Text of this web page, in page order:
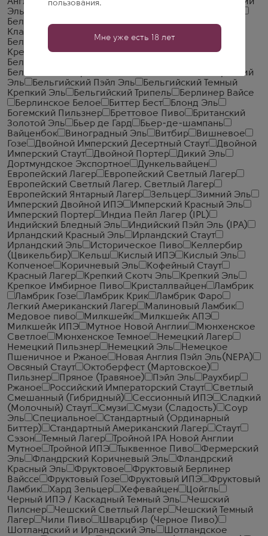
Эль
Белый (Золотой) Стаут
Белый ИПЭ
Белый
Классический Пэйл Эль
Бельгийский Блонд Эль
Бельгийский Дуббель
Бельгийский Золотистый
Крепкий Эль
Бельгийский и Французский Эль
Бельгийский ИПЭ
Бельгийский Коричневый Эль
Бельгийский Крепкий
Эль
Бельгийский Пэйл Эль
Бельгийский Темный
Крепкий Эль
Бельгийский Трипель
Берлинер Вайсе
Берлинское Белое
Биттер Бест
Блонд Эль
Богемский Пильзнер
Бреттовое Пиво
Британский
Золотой Эль
Бьер де Гард
Бьер-де-шампань
Вайценбок
Виноградный Эль Витбир
Вишневое
Гозе
Двойной Имперский Десертный Стаут
Двойной
Имперский Стаут
Двойной Портер
Дикий Эль
Дортмундское Экспортное
Дункельвайцен
Европейский Лагер
Европейский Светлый Лагер
Европейский Светлый Лагер. Светлый Лагер
Европейский Янтарный Лагер
Зельцер
Зимний Эль
Имперский Двойной ИПЭ
Имперский Красный Эль
Имперский Портер
Индиа Пейл Лагер (IPL)
Индийский Бледный Эль
Индийский Пэйл Эль (IPA)
Ирландский Красный Эль
Ирландский Стаут
Ирландский Эль
Историческое Пиво
Келлербир
(Цвикельбир)
Кельш Кислый ИПЭ
Кислый Эль
Копченое
Коричневый Эль
Кофейный Стаут
Красный Лагер
Крепкий Скотч Эль
Крепкий Эль
Крепкое Имбирное Пиво
Кристаллвайцен
Ламбрик
Ламбрик Гозе
Ламбрик Крик
Ламбрик Фаро
Легкий Американский Лагер
Малиновый Ламбик
Медовое пиво
Милкшейк
Милкшейк АПЭ
Милкшейк ИПЭ
Мутное Новой Англии
Мюнхенское
Светлое
Мюнхенское Темное
Немецкий Лагер
Немецкий Пильзнер
Немецкий Эль
Немецкое
Пшеничное и Ржаное
Новая Англия Пэйл Эль(NEPA)
Овсяный Стаут
Октоберфест (Мартовское)
Пильзнер
Пряное (Травяное) Пэйл Эль
Раухбир
Ржаное
Российский Императорский Стаут
Светлый
Смешанный (Гибридный)
Сессионный ИПЭ
Сладкий
(Молочный) Стаут
Смузи Смузи (Сладость)
Соур
Эль
Специальное
Стандартный (Ординарный
Биттер)
Стандартный Американский Лагер
Стаут
Сэзон
Темный Лагер
Тройной IPA Новой Англии
Мутное
Тройной ИПЭ Тыквенное Пиво
Фермерский
Эль
Фландрский Коричневый Эль
Фландрский
Красный Эль
Фруктовое
Фруктовый Берлинер
Вайссе
Фруктовый Гозе Фруктовый ИПЭ
Фруктовый
Ламбик
Хард Зельцер Хефевайцен
Цойгль
Черный ИПЭ / Каскадный Темный Эль
Чешский
Пилснер
Чешский Светлый Лагер
Чешский Темный
Лагер
Чили Пиво
Шварцбир (Черное Пиво)
Шотландский и Ирландский Эль
Шотландское
пользования.
Мне уже есть 18 лет